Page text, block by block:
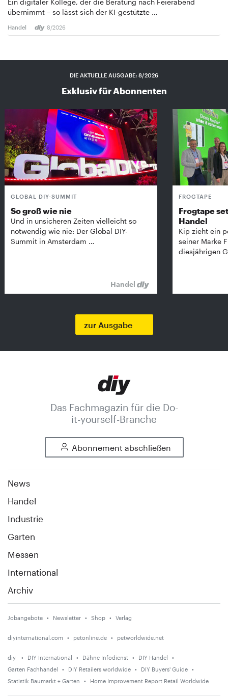
Ein digitaler Kollege, der die Beratung nach Feierabend
übernimmt – so lässt sich der KI-gestützte …
Handel 8/2026
DIE AKTUELLE AUSGABE: 8/2026
Exklusiv für Abonnenten
GLOBAL DIY-SUMMIT
So groß wie nie
Und in unsicheren Zeiten vielleicht so
notwendig wie nie: Der Global DIY-
Summit in Amsterdam …
Handel
FROGTAPE
Frogtape
Handel
Kip zieht ein
seiner Marke
diesjährigen
zur Ausgabe
Das Fachmagazin für die Do-
it-yourself-Branche
Abonnement abschließen
News
Handel
Industrie
Garten
Messen
International
Archiv
Jobangebote Newsletter Shop Verlag
diyinternational.com petonline.de petworldwide.net
diy DIY International Dähne Infodienst
DIY Handel
Garten Fachhandel
DIY Retailers worldwide
DIY Buyers' Guide
Statistik Baumarkt + Garten
Home Improvement Report Retail Worldwide